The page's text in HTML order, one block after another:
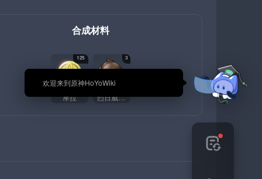
🎉 欢迎来到原神HoYoWiki
合成材料
125
摩拉
3
烈日威权的残响